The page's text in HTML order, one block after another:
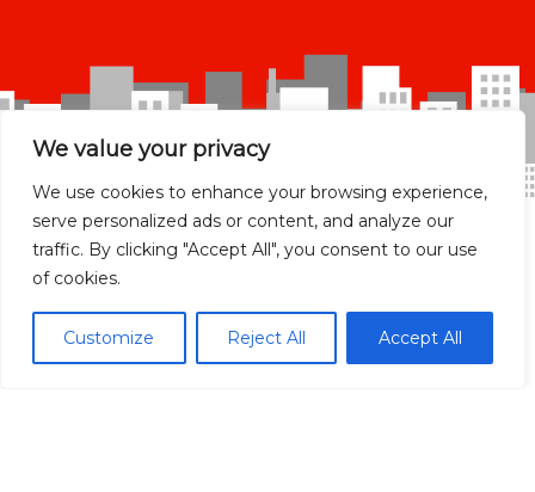
We value your privacy
We use cookies to enhance your browsing experience,
serve personalized ads or content, and analyze our
traffic. By clicking "Accept All", you consent to our use
of cookies.
Customize Reject All Accept All
Madrid localidades